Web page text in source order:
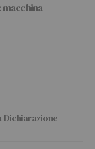
macchina
Dichiarazione